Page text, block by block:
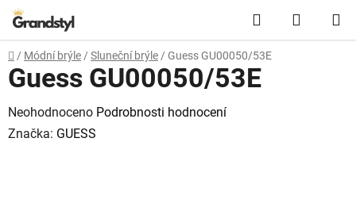
Přejít na obsah Hledat
Domů
/ Módní brýle / Sluneční brýle / Guess GU00050/53E
Guess GU00050/53E
Průměrné hodnocení produktu je 0,0 z 5 hvězdiček.
Neohodnoceno Podrobnosti hodnocení
Značka: GUESS